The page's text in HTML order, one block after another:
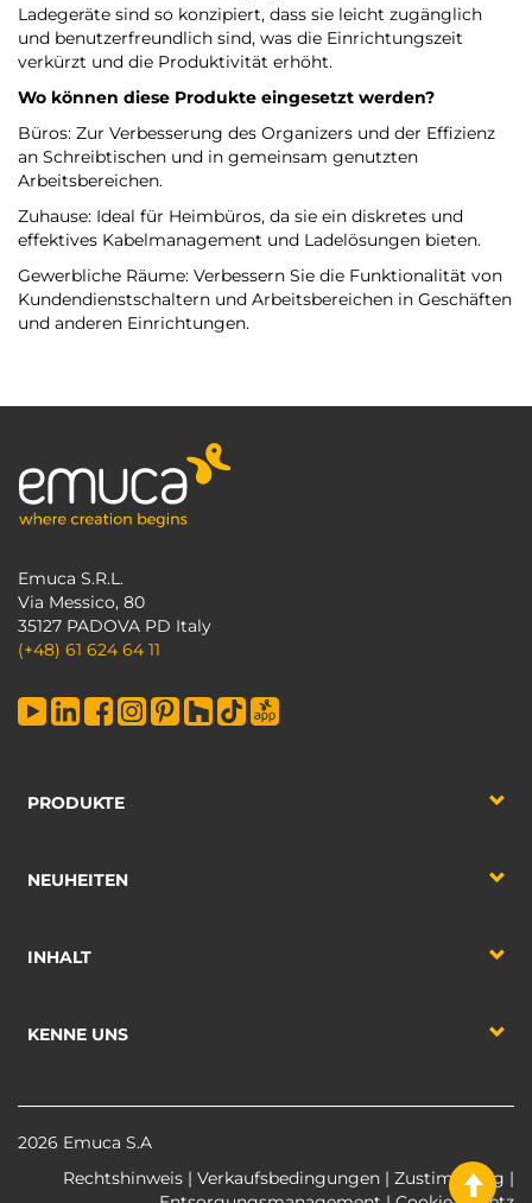
Ladegeräte sind so konzipiert, dass sie leicht zugänglich
und benutzerfreundlich sind, was die Einrichtungszeit
verkürzt und die Produktivität erhöht.
Wo können diese Produkte eingesetzt werden?
Büros: Zur Verbesserung des Organizers und der Effizienz
an Schreibtischen und in gemeinsam genutzten
Arbeitsbereichen.
Zuhause: Ideal für Heimbüros, da sie ein diskretes und
effektives Kabelmanagement und Ladelösungen bieten.
Gewerbliche Räume: Verbessern Sie die Funktionalität von
Kundendienstschaltern und Arbeitsbereichen in Geschäften
und anderen Einrichtungen.
Emuca S.R.L.
Via Messico, 80
35127 PADOVA PD Italy
(+48) 61 624 64 11
PRODUKTE
NEUHEITEN
INHALT
KENNE UNS
2026 Emuca S.A
Rechtshinweis | Verkaufsbedingungen | Zustimmung |